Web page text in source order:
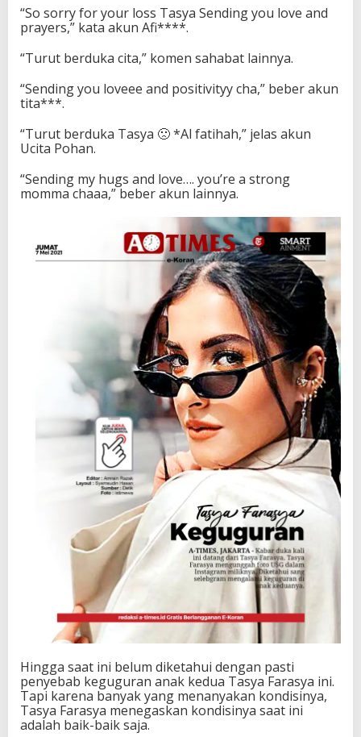
“So sorry for your loss Tasya Sending you love and
prayers,” kata akun Afi****.
“Turut berduka cita,” komen sahabat lainnya.
“Sending you loveee and positivityy cha,” beber akun
tita***.
“Turut berduka Tasya 🙁 *Al fatihah,” jelas akun
Ucita Pohan.
“Sending my hugs and love…. you’re a strong
momma chaaa,” beber akun lainnya.
Hingga saat ini belum diketahui dengan pasti
penyebab keguguran anak kedua Tasya Farasya ini.
Tapi karena banyak yang menanyakan kondisinya,
Tasya Farasya menegaskan kondisinya saat ini
adalah baik-baik saja.